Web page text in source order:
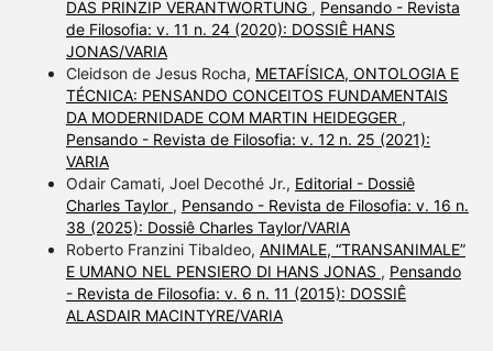
DAS PRINZIP VERANTWORTUNG , Pensando - Revista
de Filosofia: v. 11 n. 24 (2020): DOSSIÊ HANS
JONAS/VARIA
Cleidson de Jesus Rocha, METAFÍSICA, ONTOLOGIA E
TÉCNICA: PENSANDO CONCEITOS FUNDAMENTAIS
DA MODERNIDADE COM MARTIN HEIDEGGER ,
Pensando - Revista de Filosofia: v. 12 n. 25 (2021):
VARIA
Odair Camati, Joel Decothé Jr., Editorial - Dossiê
Charles Taylor , Pensando - Revista de Filosofia: v. 16 n.
38 (2025): Dossiê Charles Taylor/VARIA
Roberto Franzini Tibaldeo, ANIMALE, “TRANSANIMALE”
E UMANO NEL PENSIERO DI HANS JONAS , Pensando
- Revista de Filosofia: v. 6 n. 11 (2015): DOSSIÊ
ALASDAIR MACINTYRE/VARIA